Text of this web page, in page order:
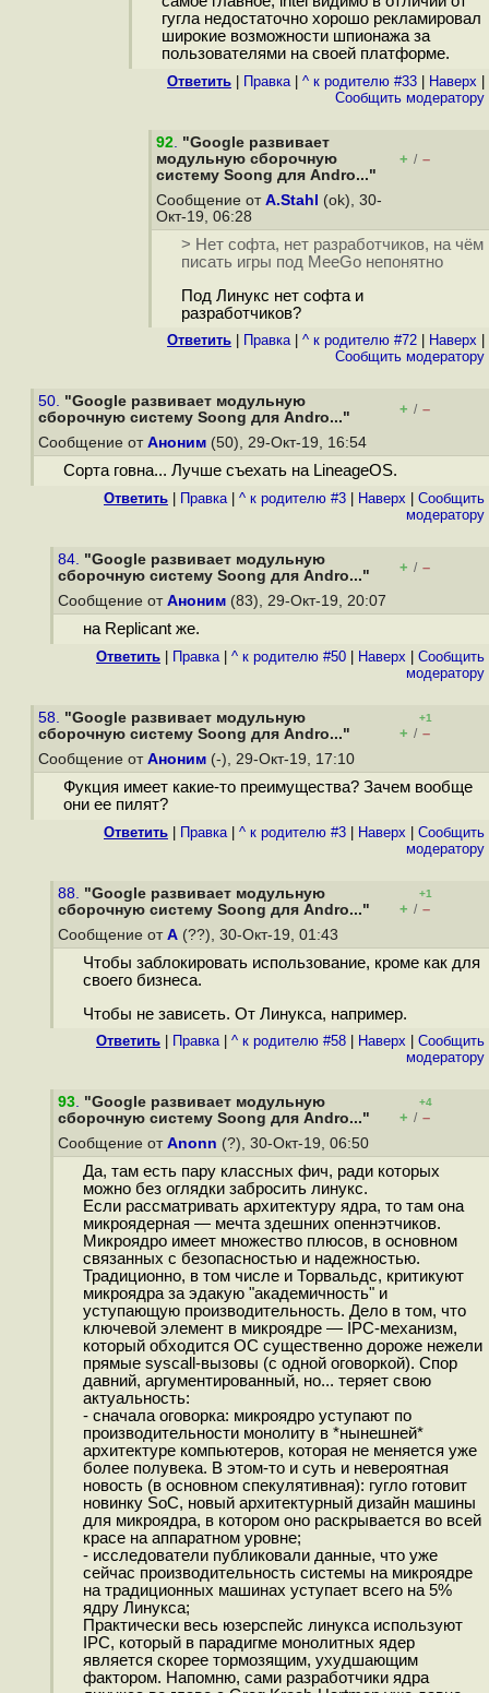
гугла недостаточно хорошо рекламировал
широкие возможности шпионажа за
пользователями на своей платформе.
Ответить Правка| ^ к родителю #33 Наверх
Cообщить модератору
92. "Google развивает
модульную сборочную
систему Soong для Andro..."
+ / –
Сообщение от A.Stahl
(ok), 30-
Окт-19, 06:28
> Нет софта, нет разработчиков, на чём
писать игры под MeeGo непонятно
Под Линукс нет софта и
разработчиков?
Ответить Правка| ^ к родителю #72 Наверх
Cообщить модератору
50. "Google развивает модульную
сборочную систему Soong для Andro..."
+ / –
Сообщение от Аноним (50), 29-Окт-19, 16:54
Сорта гoвна... Лучше съехать на LineageOS.
Ответить Правка| ^ к родителю #3 Наверх
Cообщить
модератору
84. "Google развивает модульную
сборочную систему Soong для Andro..."
+ / –
Сообщение от Аноним (83), 29-Окт-19, 20:07
на Replicant же.
Ответить Правка| ^ к родителю #50 Наверх
Cообщить
модератору
58. "Google развивает модульную
сборочную систему Soong для Andro..."
+1
+ / –
Сообщение от Аноним (-), 29-Окт-19, 17:10
Фукция имеет какие-то преимущества? Зачем вообще
они ее пилят?
Ответить Правка| ^ к родителю #3 Наверх
Cообщить
модератору
88. "Google развивает модульную
сборочную систему Soong для Andro..."
+1
+ / –
Сообщение от А (??), 30-Окт-19, 01:43
Чтобы заблокировать использование, кроме как для
своего бизнеса.
Чтобы не зависеть. От Линукса, например.
Ответить Правка| ^ к родителю #58 Наверх
Cообщить
модератору
93. "Google развивает модульную
сборочную систему Soong для Andro..."
+4
+ / –
Сообщение от Anonn (?), 30-Окт-19, 06:50
Да, там есть пару классных фич, ради которых
можно без оглядки забросить линукс.
Если рассматривать архитектуру ядра, то там она
микроядерная — мечта здешних опеннэтчиков.
Микроядро имеет множество плюсов, в основном
связанных с безопасностью и надежностью.
Традиционно, в том числе и Торвальдс, критикуют
микроядра за эдакую "академичность" и
уступающую производительность. Дело в том, что
ключевой элемент в микроядре — IPC-механизм,
который обходится ОС существенно дороже нежели
прямые syscall-вызовы (с одной оговоркой). Спор
давний, аргументированный, но... теряет свою
актуальность:
- сначала оговорка: микроядро уступают по
производительности монолиту в *нынешней*
архитектуре компьютеров, которая не меняется уже
более полувека. В этом-то и суть и невероятная
новость (в основном спекулятивная): гугло готовит
новинку SoC, новый архитектурный дизайн машины
для микроядра, в котором оно раскрывается во всей
красе на аппаратном уровне;
- исследователи публиковали данные, что уже
сейчас производительность системы на микроядре
на традиционных машинах уступает всего на 5%
ядру Линукса;
Практически весь юзерспейс линукса используют
IPC, который в парадигме монолитных ядер
является скорее тормозящим, ухудшающим
фактором. Напомню, сами разработчики ядра